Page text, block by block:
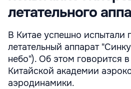
летательного
В Китае успешно испытали
летательный аппарат
небо"). Об этом говорится
Китайской академии
аэродинамики.